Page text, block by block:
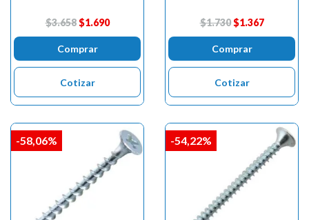
$3.658 $1.690
Comprar
Cotizar
$1.730 $1.367
Comprar
Cotizar
-58,06% -54,22%